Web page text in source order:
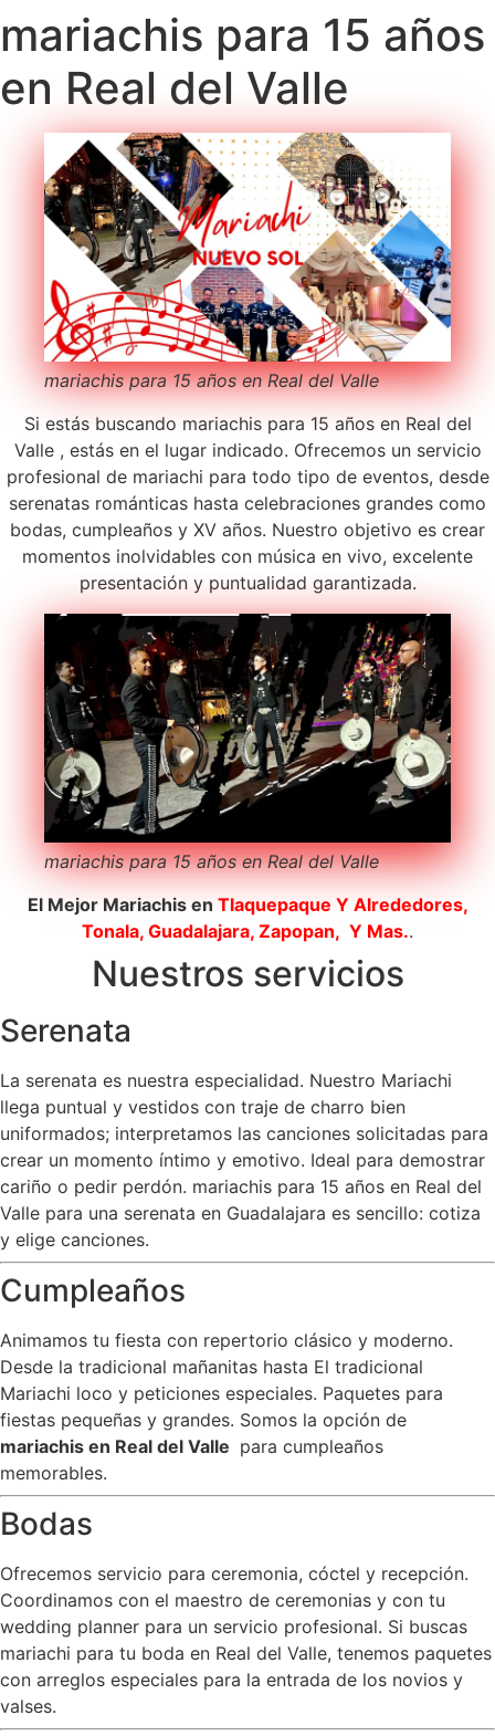
mariachis para 15 años
en Real del Valle
mariachis para 15 años en Real del Valle
Si estás buscando mariachis para 15 años en Real del
Valle , estás en el lugar indicado. Ofrecemos un servicio
profesional de mariachi para todo tipo de eventos, desde
serenatas románticas hasta celebraciones grandes como
bodas, cumpleaños y XV años. Nuestro objetivo es crear
momentos inolvidables con música en vivo, excelente
presentación y puntualidad garantizada.
mariachis para 15 años en Real del Valle
El Mejor Mariachis en Tlaquepaque Y Alrededores,
Tonala, Guadalajara, Zapopan, Y Mas..
Nuestros servicios
Serenata
La serenata es nuestra especialidad. Nuestro Mariachi
llega puntual y vestidos con traje de charro bien
uniformados; interpretamos las canciones solicitadas para
crear un momento íntimo y emotivo. Ideal para demostrar
cariño o pedir perdón. mariachis para 15 años en Real del
Valle para una serenata en Guadalajara es sencillo: cotiza
y elige canciones.
Cumpleaños
Animamos tu fiesta con repertorio clásico y moderno.
Desde la tradicional mañanitas hasta El tradicional
Mariachi loco y peticiones especiales. Paquetes para
fiestas pequeñas y grandes. Somos la opción de
mariachis en Real del Valle para cumpleaños
memorables.
Bodas
Ofrecemos servicio para ceremonia, cóctel y recepción.
Coordinamos con el maestro de ceremonias y con tu
wedding planner para un servicio profesional. Si buscas
mariachi para tu boda en Real del Valle, tenemos paquetes
con arreglos especiales para la entrada de los novios y
valses.